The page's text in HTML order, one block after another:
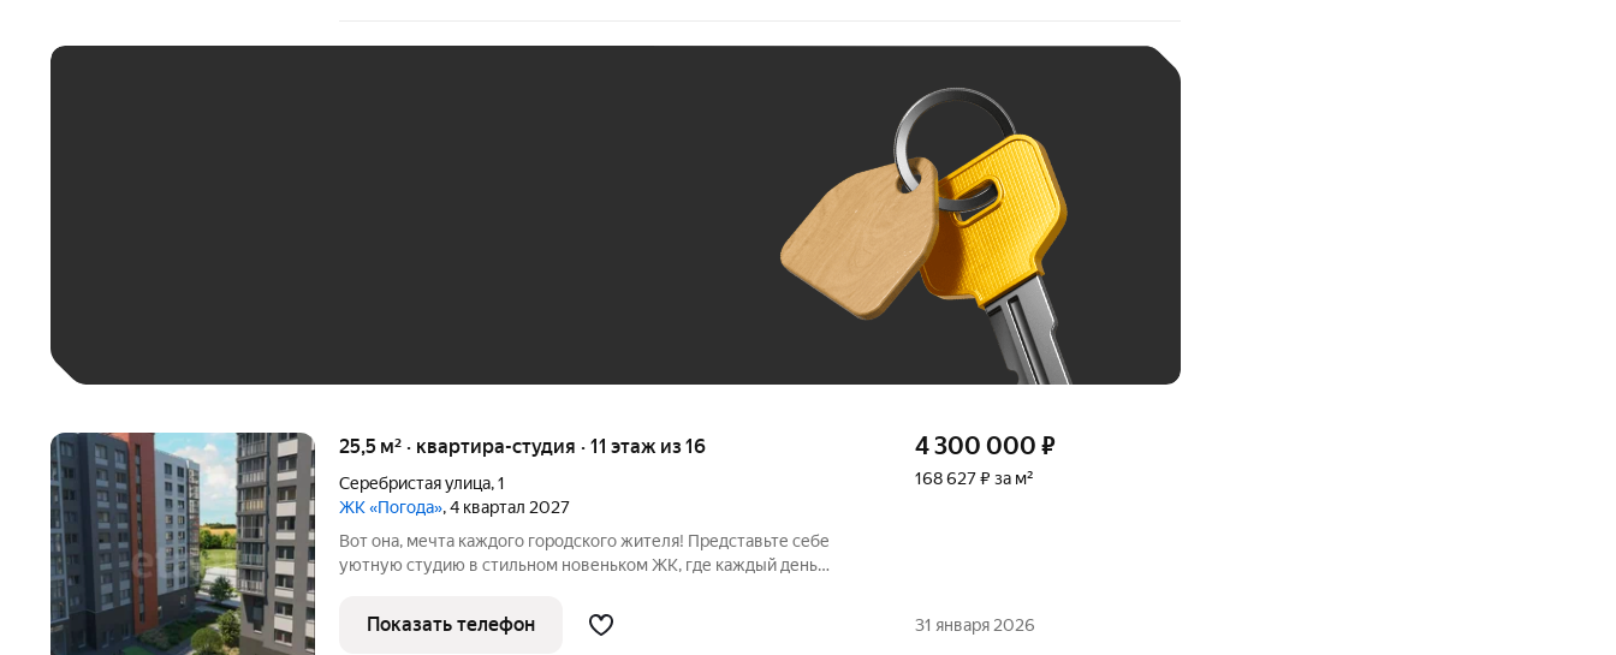
25,5 м² · квартира-студия · 11 этаж из 16
Серебристая улица,1
ЖК «Погода», 4 квартал 2027
Вот она, мечта каждого городского жителя! Представьте себе
уютную студию в стильном новеньком ЖК, где каждый день
4 300 000 ₽
168 627 ₽ за м²
Показать телефон 31 января 2026